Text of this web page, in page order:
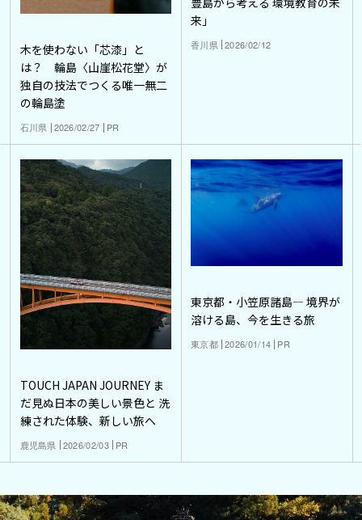
木を使わない「芯漆」と
は？ 輪島〈山崖松花堂〉が
独自の技法でつくる唯一無二
の輪島塗
石川県 2026/02/27 PR
来」
香川県 2026/02/12
TOUCH JAPAN JOURNEY ま
だ見ぬ日本の美しい景色と 洗
練された体験、新しい旅へ
鹿児島県 2026/02/03 PR
東京都・小笠原諸島― 境界が
溶ける島、今を生きる旅
東京都 2026/01/14 PR